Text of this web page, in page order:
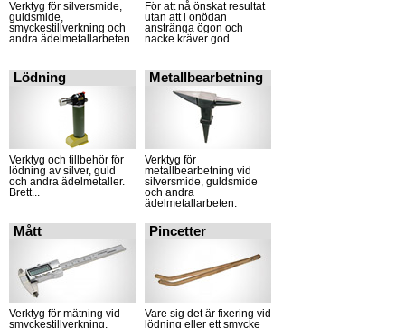
Verktyg för silversmide,
guldsmide,
smyckestillverkning och
andra ädelmetallarbeten.
För att nå önskat resultat
utan att i onödan
anstränga ögon och
nacke kräver god...
Lödning
Verktyg och tillbehör för
lödning av silver, guld
och andra ädelmetaller.
Brett...
Metallbearbetning
Verktyg för
metallbearbetning vid
silversmide, guldsmide
och andra
ädelmetallarbeten.
Mått
Verktyg för mätning vid
smyckestillverkning,
Pincetter
Vare sig det är fixering vid
lödning eller ett smycke